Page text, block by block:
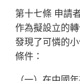
第十七條 申請
作為擬設立的
發現了可憐的
條件：